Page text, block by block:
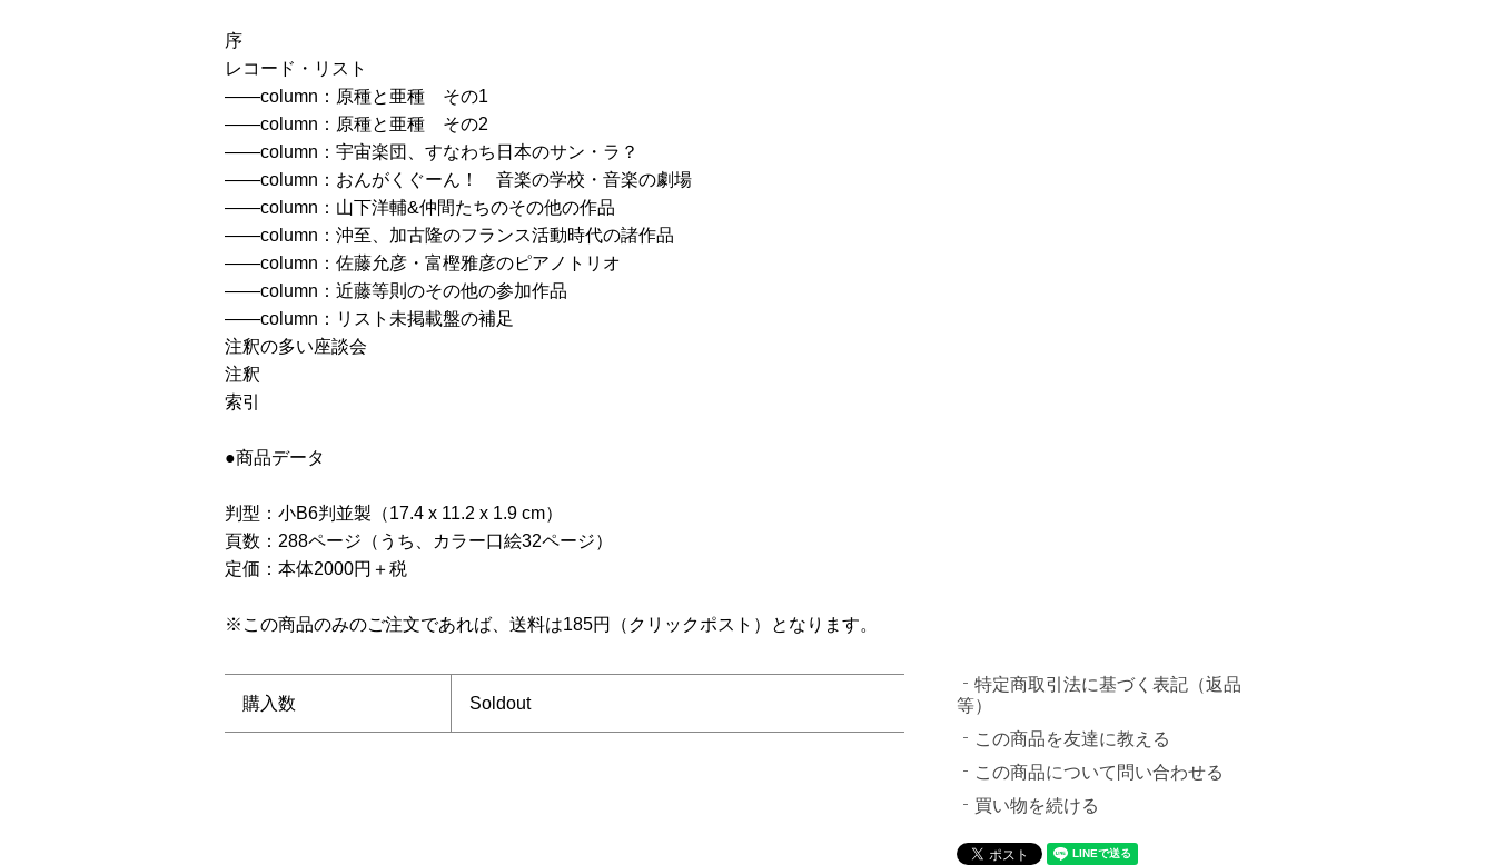
序
レコード・リスト
――column：原種と亜種 その1
――column：原種と亜種 その2
――column：宇宙楽団、すなわち日本のサン・ラ？
――column：おんがくぐーん！ 音楽の学校・音楽の劇場
――column：山下洋輔&仲間たちのその他の作品
――column：沖至、加古隆のフランス活動時代の諸作品
――column：佐藤允彦・富樫雅彦のピアノトリオ
――column：近藤等則のその他の参加作品
――column：リスト未掲載盤の補足
注釈の多い座談会
注釈
索引
●商品データ
判型：小B6判並製（17.4 x 11.2 x 1.9 cm）
頁数：288ページ（うち、カラー口絵32ページ）
定価：本体2000円＋税
※この商品のみのご注文であれば、送料は185円（クリックポスト）となります。
購入数 Soldout
特定商取引法に基づく表記（返品
等）
この商品を友達に教える
この商品について問い合わせる
買い物を続ける